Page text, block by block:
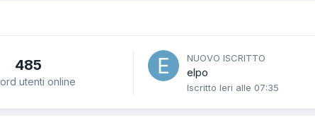
485
utenti online
NUOVO ISCRITTO
elpo
Iscritto Ieri alle 07:35